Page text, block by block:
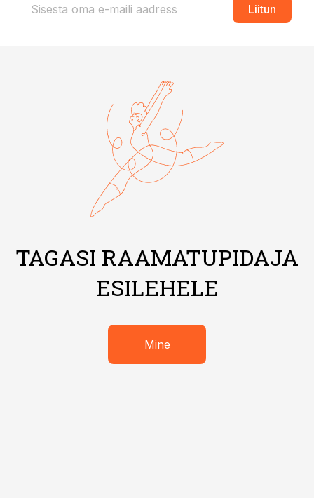
Liitun
TAGASI RAAMATUPIDAJA
ESILEHELE
Mine